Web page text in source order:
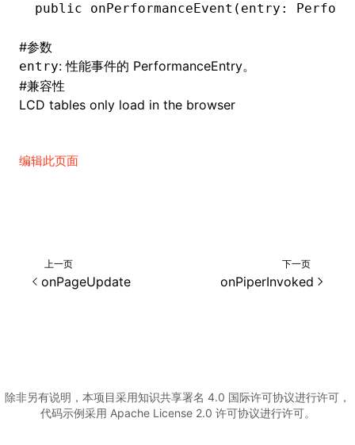
public onPerformanceEvent (entry:
#参数
entry: 性能事件的 PerformanceEntry。
#兼容性
LCD tables only load in the browser
编辑此页面
上一页
onPageUpdate
下一页
onPiperInvoked
除非另有说明，本项目采用知识共享署名 4.0 国际许可协议进行许可，
代码示例采用 Apache License 2.0 许可协议进行许可。